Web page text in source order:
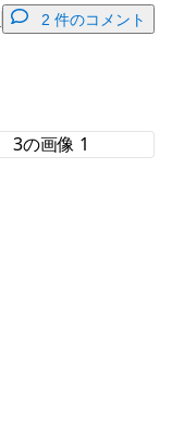
2 件のコメント